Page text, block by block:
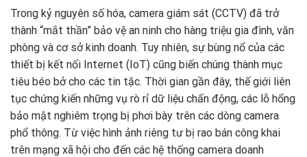
Trong kỷ nguyên số hóa, camera giám sát (CCTV) đã trở
thành “mắt thần” bảo vệ an ninh cho hàng triệu gia đình, văn
phòng và cơ sở kinh doanh. Tuy nhiên, sự bùng nổ của các
thiết bị kết nối Internet (IoT) cũng biến chúng thành mục
tiêu béo bở cho các tin tặc. Thời gian gần đây, thế giới liên
tục chứng kiến những vụ rò rỉ dữ liệu chấn động, các lỗ hổng
bảo mật nghiêm trọng bị phơi bày trên các dòng camera
phổ thông. Từ việc hình ảnh riêng tư bị rao bán công khai
trên mạng xã hội cho đến các hệ thống camera doanh